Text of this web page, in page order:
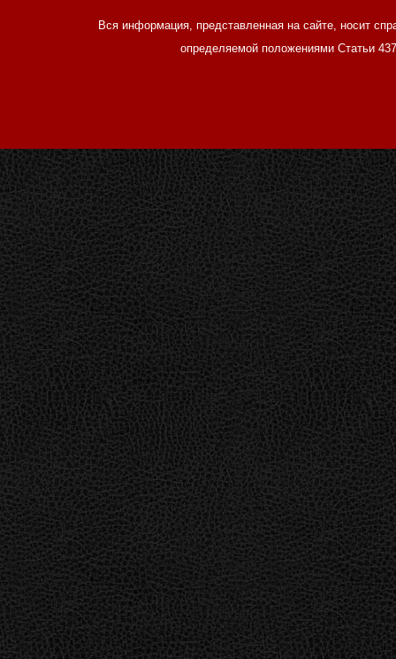
Вся информация, представленная на сайте, носит
определяемой положениями Статьи